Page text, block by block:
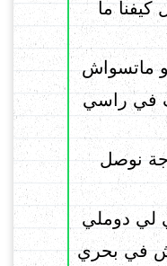
ما
ماتسواش
في راسي
نوصل
لي دوملي
في بحري